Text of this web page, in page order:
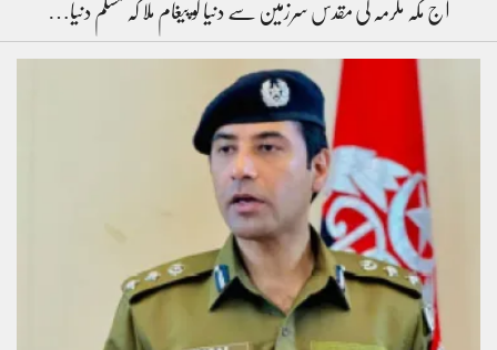
آج مکہ مکرمہ کی مقدس سرزمین سے دنیا کو پیغام ملا کہ مسلم دنیا…